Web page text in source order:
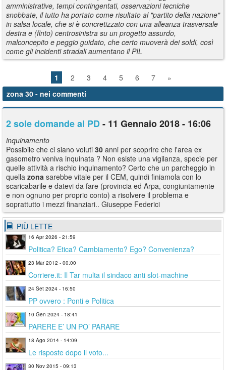
amministrative, tempi contingentati, osservazioni tecniche
snobbate, il tutto ha portato come risultato al "partito della nazione"
in salsa locale, che si è concretizzato con una alleanza trasversale
destra e (finto) centrosinistra su un progetto assurdo,
malconcepito e peggio guidato, che certo muoverà dei soldi, così
come gli incidenti stradali aumentano il PIL
1 2 3 4 5 6 7
»
zona 30 - nei commenti
2 sole domande al PD- 11 Gennaio 2018 - 16:06
inquinamento
Possibile che ci siano voluti 30 anni per scoprire che l'area ex
gasometro veniva inquinata ? Non esiste una vigilanza, specie per
quelle attività a rischio inquinamento? Certo che un parcheggio in
quella zona sarebbe vitale per il CEM, quindi finiamola con lo
scaricabarile e datevi da fare (provincia ed Arpa, congiuntamente
e non ognuno per proprio conto) a risolvere il problema e
soprattutto i mezzi finanziari.. Giuseppe Federici
PIÙ LETTE
16 Apr 2026 - 21:59
Politica? Etica? Cambiamento? Ego? Convenienza?
23 Mar 2012 - 00:00
Corriere.it: Il Tar multa il sindaco anti slot-machine
24 Set 2024 - 16:50
PP ovvero : Ponti e Politica
10 Gen 2024 - 18:41
PARERE E’ UN PO’ PARARE
18 Ago 2014 - 14:09
Le risposte dopo il voto...
30 Nov 2015 - 09:13